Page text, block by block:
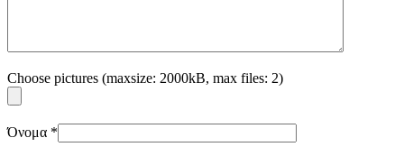
Choose pictures (maxsize: 2000kB, max files: 2)
Όνομα *